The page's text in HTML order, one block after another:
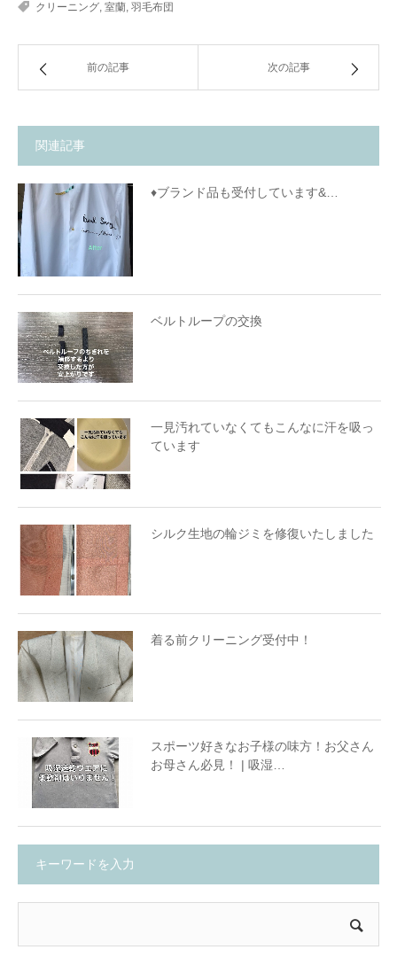
クリーニング, 室蘭, 羽毛布団
前の記事 次の記事
関連記事
♦️ブランド品も受付しています&…
ベルトループの交換
一見汚れていなくてもこんなに汗を吸っ
ています
シルク生地の輪ジミを修復いたしました
着る前クリーニング受付中！
スポーツ好きなお子様の味方！お父さん
お母さん必見！ | 吸湿…
キーワードを入力